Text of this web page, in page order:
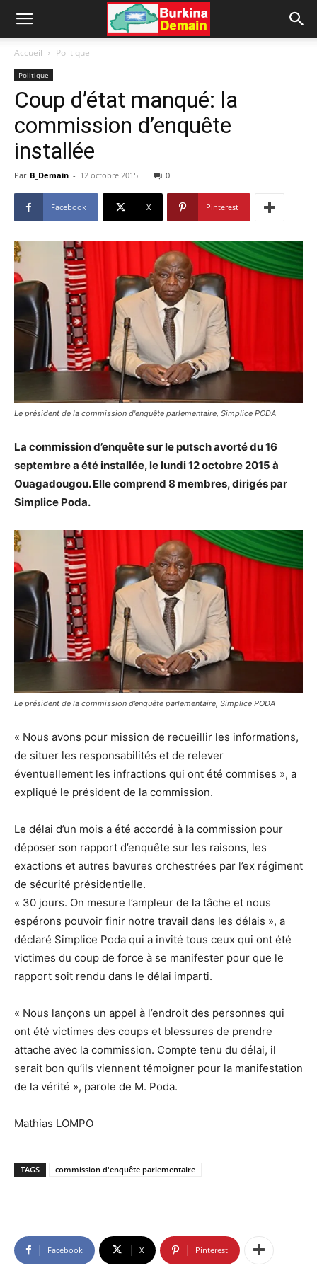
Accueil Politique
Politique
Coup d’état manqué: la
commission d’enquête
installée
Par B_Demain - 12 octobre 2015 0
Facebook X Pinterest
Le président de la commission d'enquête parlementaire, Simplice PODA
La commission d’enquête sur le putsch avorté du 16
septembre a été installée, le lundi 12 octobre 2015 à
Ouagadougou. Elle comprend 8 membres, dirigés par
Simplice Poda.
Le président de la commission d’enquête parlementaire, Simplice PODA
« Nous avons pour mission de recueillir les informations,
de situer les responsabilités et de relever
éventuellement les infractions qui ont été commises », a
expliqué le président de la commission.
Le délai d’un mois a été accordé à la commission pour
déposer son rapport d’enquête sur les raisons, les
exactions et autres bavures orchestrées par l’ex régiment
de sécurité présidentielle.
« 30 jours. On mesure l’ampleur de la tâche et nous
espérons pouvoir finir notre travail dans les délais », a
déclaré Simplice Poda qui a invité tous ceux qui ont été
victimes du coup de force à se manifester pour que le
rapport soit rendu dans le délai imparti.
« Nous lançons un appel à l’endroit des personnes qui
ont été victimes des coups et blessures de prendre
attache avec la commission. Compte tenu du délai, il
serait bon qu’ils viennent témoigner pour la manifestation
de la vérité », parole de M. Poda.
Mathias LOMPO
TAGS commission d'enquête parlementaire
Facebook X Pinterest